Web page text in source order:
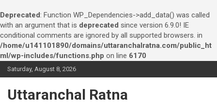
Deprecated: Function WP_Dependencies->add_data() was called
with an argument that is deprecated since version 6.9.0! IE
conditional comments are ignored by all supported browsers. in
/home/u141101890/domains/uttaranchalratna.com/public_ht
ml/wp-includes/functions.php on line 6170
k
Saturday, August 8, 2026
Uttaranchal Ratna